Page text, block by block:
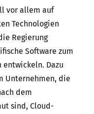
vor allem auf
Technologien
Regierung
Software zum
Dazu
Unternehmen, die
dem
sind, Cloud-